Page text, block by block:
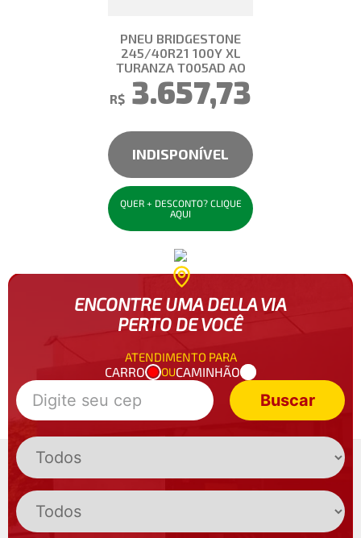
PNEU BRIDGESTONE
245/40R21 100Y XL
TURANZA T005AD AO
R$ 3.657,73
INDISPONÍVEL
QUER + DESCONTO? CLIQUE
AQUI
ENCONTRE UMA DELLA VIA
PERTO DE VOCÊ
ATENDIMENTO PARA
CARRO OUCAMINHÃO
Buscar